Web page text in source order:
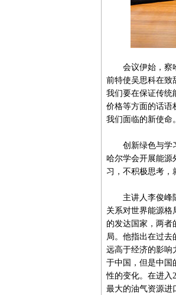
会议伊始，察哈
前特使吴思科在致
我们要在保证传统
价格等方面的话语
我们面临的新使命
创新绿色与学习
哈尔学会开展能源
习，不积极思考，
主讲人李俊峰随
关系对世界能源格
的发达国家，两者
局。他指出在过去
远高于经济的影响
于中国，但是中国
性的变化。在进入
最大的油气资源进